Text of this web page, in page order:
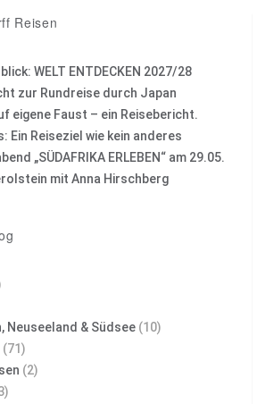
Reisen
WELT ENTDECKEN 2027/28
zur Rundreise durch Japan
eigene Faust – ein Reisebericht.
Ein Reiseziel wie kein anderes
„SÜDAFRIKA ERLEBEN“ am 29.05.
mit Anna Hirschberg
Neuseeland & Südsee (10)
(71)
(2)